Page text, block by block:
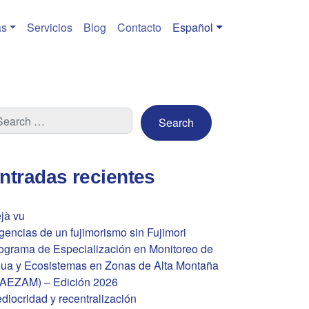
Servicios Blog Contacto Español
recientes
vu
de un fujimorismo sin Fujimori
de Especialización en Monitoreo de
y Ecosistemas en Zonas de Alta Montaña
– Edición 2026
y recentralización